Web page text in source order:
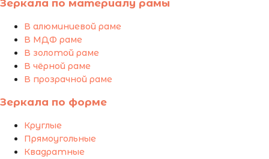
Зеркала по материалу рамы
В алюминиевой раме
В МДФ раме
В золотой раме
В чёрной раме
В прозрачной раме
Зеркала по форме
Круглые
Прямоугольные
Квадратные